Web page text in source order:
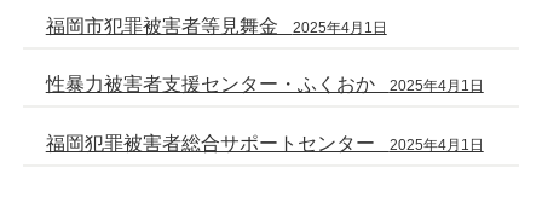
福岡市犯罪被害者等見舞金 2025年4月1日
性暴力被害者支援センター・ふくおか 2025年4月1日
福岡犯罪被害者総合サポートセンター 2025年4月1日